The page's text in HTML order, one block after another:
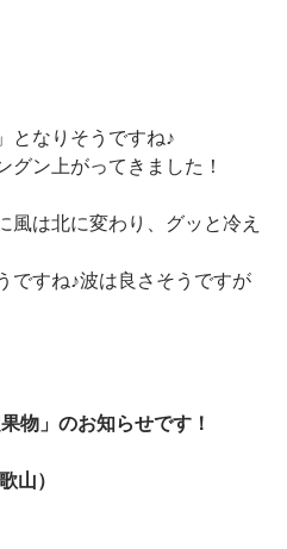
となりそうですね♪
グン上がってきました！
風は北に変わり、グッと冷え
ですね♪波は良さそうですが
物」のお知らせです！
山）